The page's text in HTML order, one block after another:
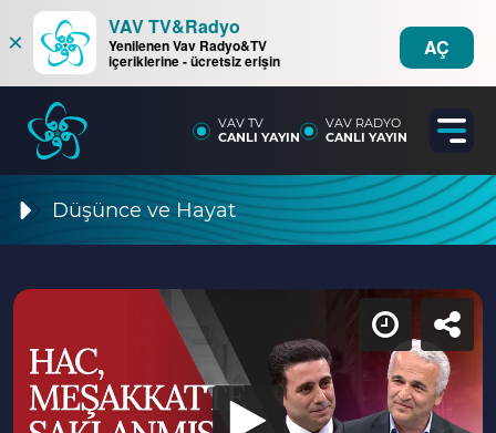
×
VAV TV&Radyo
Yenilenen Vav Radyo&TV
içeriklerine - ücretsiz erişin
AÇ
VAV TV
CANLI YAYIN
VAV RADYO
CANLI YAYIN
Düşünce ve Hayat